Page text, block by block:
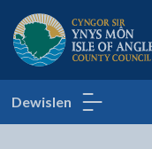
Cyngor Sir Ynys
Dewislen